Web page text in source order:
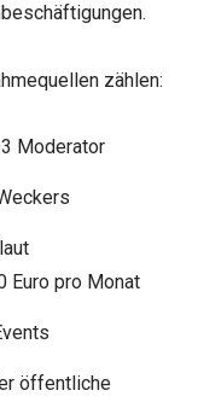
zählen:
Moderator
Euro pro Monat
öffentliche